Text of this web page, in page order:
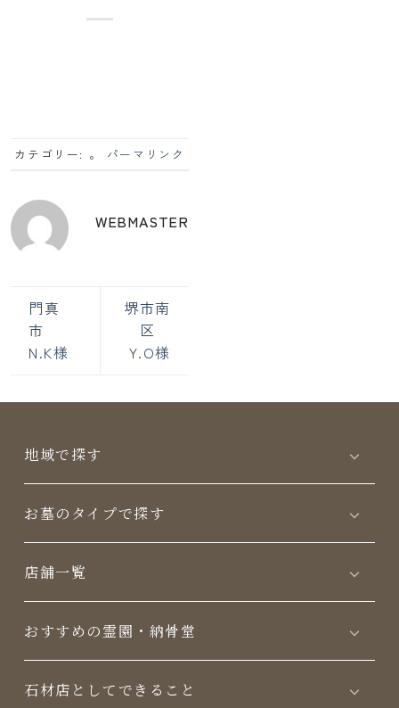
カテゴリー: 。 パーマリンク
WEBMASTER
門真
市
N.K様
堺市南
区
Y.O様
地域で探す
お墓のタイプで探す
店舗一覧
おすすめの霊園・納骨堂
⽯材店としてできること